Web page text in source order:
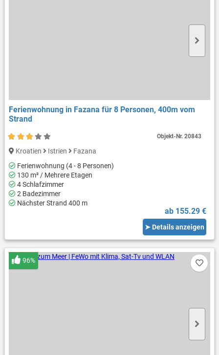
Ferienwohnung in Fazana für 8 Personen, 400m vom
Strand
Kroatien Istrien
Fazana
Ferienwohnung (4 - 8 Personen)
130 m² / Mehrere Etagen
4 Schlafzimmer
2 Badezimmer
Nächster Strand 400 m
ab 155.29 €
➤ Details anzeigen
Objekt-Nr.20843
96%